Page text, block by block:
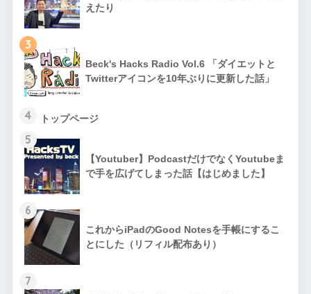
えたり
3
Beck's Hacks Radio Vol.6 「ダイエットと
Twitterアイコンを10年ぶりに更新した話」
4 トップページ
5
【Youtuber】PodcastだけでなくYoutubeま
で手を広げてしまった話【はじめました】
6
これからiPadのGood Notesを手帳にするこ
とにした（リフィル配布あり）
7